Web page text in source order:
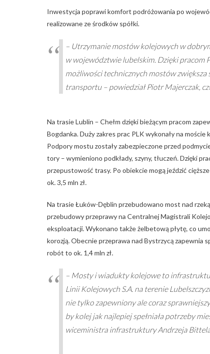
Inwestycja poprawi komfort podróżowania po
realizowane ze środków spółki.
– Utrzymanie mostów kolejowych w
w województwie lubelskim. Dzięki pracom
możliwości technicznych mostów zwiększa
transportu – powiedział Piotr Majerczak,
Na trasie Lublin – Chełm dzięki bieżącym pracom
Bogdanka. Duży zakres prac PLK wykonały na
Podpory mostu zostały zabezpieczone przed
tory – wymieniono podkłady, szyny, tłuczeń. Dzięki
przepustowość trasy. Po obiekcie mogą jeździć
ok. 3,5 mln zł.
Na trasie Łuków-Dęblin przebudowano most nad
przebudowy przeprawy na Centralnej Magistrali
eksploatacji. Wykonano także żelbetową płytę, co
korozją. Obecnie przeprawa nad Bystrzycą zapewnia
robót to ok. 1,4 mln zł.
– Mosty i wiadukty kolejowe to
Linii Kolejowych S.A. na terenie
nie tylko zapewniony ale coraz
by kolej jak najlepiej spełniała potrzeby
wiceministra infrastruktury Andrzeja